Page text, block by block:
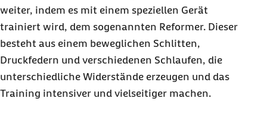
weiter, indem es mit einem speziellen Gerät
trainiert wird, dem sogenannten Reformer. Dieser
besteht aus einem beweglichen Schlitten,
Druckfedern und verschiedenen Schlaufen, die
unterschiedliche Widerstände erzeugen und das
Training intensiver und vielseitiger machen.